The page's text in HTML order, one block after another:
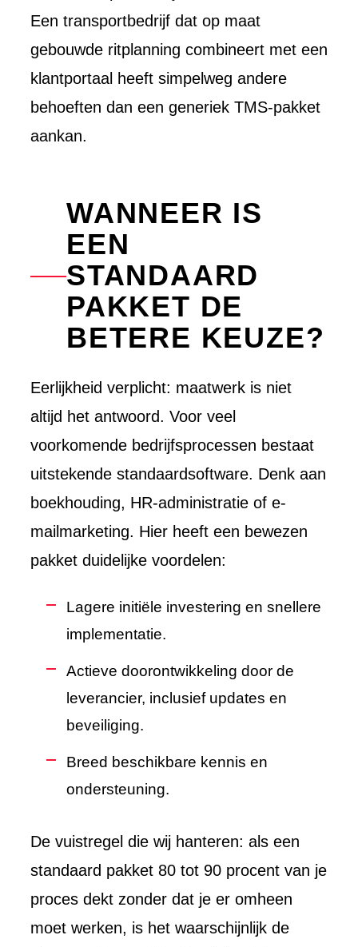
Een transportbedrijf dat op maat
gebouwde ritplanning combineert met een
klantportaal heeft simpelweg andere
behoeften dan een generiek TMS-pakket
aankan.
WANNEER IS
EEN
STANDAARD
PAKKET DE
BETERE KEUZE?
Eerlijkheid verplicht: maatwerk is niet
altijd het antwoord. Voor veel
voorkomende bedrijfsprocessen bestaat
uitstekende standaardsoftware. Denk aan
boekhouding, HR-administratie of e-
mailmarketing. Hier heeft een bewezen
pakket duidelijke voordelen:
Lagere initiële investering en snellere
implementatie.
Actieve doorontwikkeling door de
leverancier, inclusief updates en
beveiliging.
Breed beschikbare kennis en
ondersteuning.
De vuistregel die wij hanteren: als een
standaard pakket 80 tot 90 procent van je
proces dekt zonder dat je er omheen
moet werken, is het waarschijnlijk de